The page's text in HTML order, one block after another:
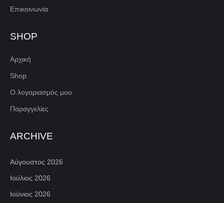
Επικοινωνία
SHOP
Αρχική
Shop
Ο λογαριασμός μου
Παραγγελίες
ARCHIVE
Αύγουστος 2026
Ιούλιος 2026
Ιούνιος 2026